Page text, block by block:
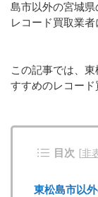
島市以外の宮城県
レコード買取業者
この記事では、
すすめのレコード
目次 [非
東松島市以